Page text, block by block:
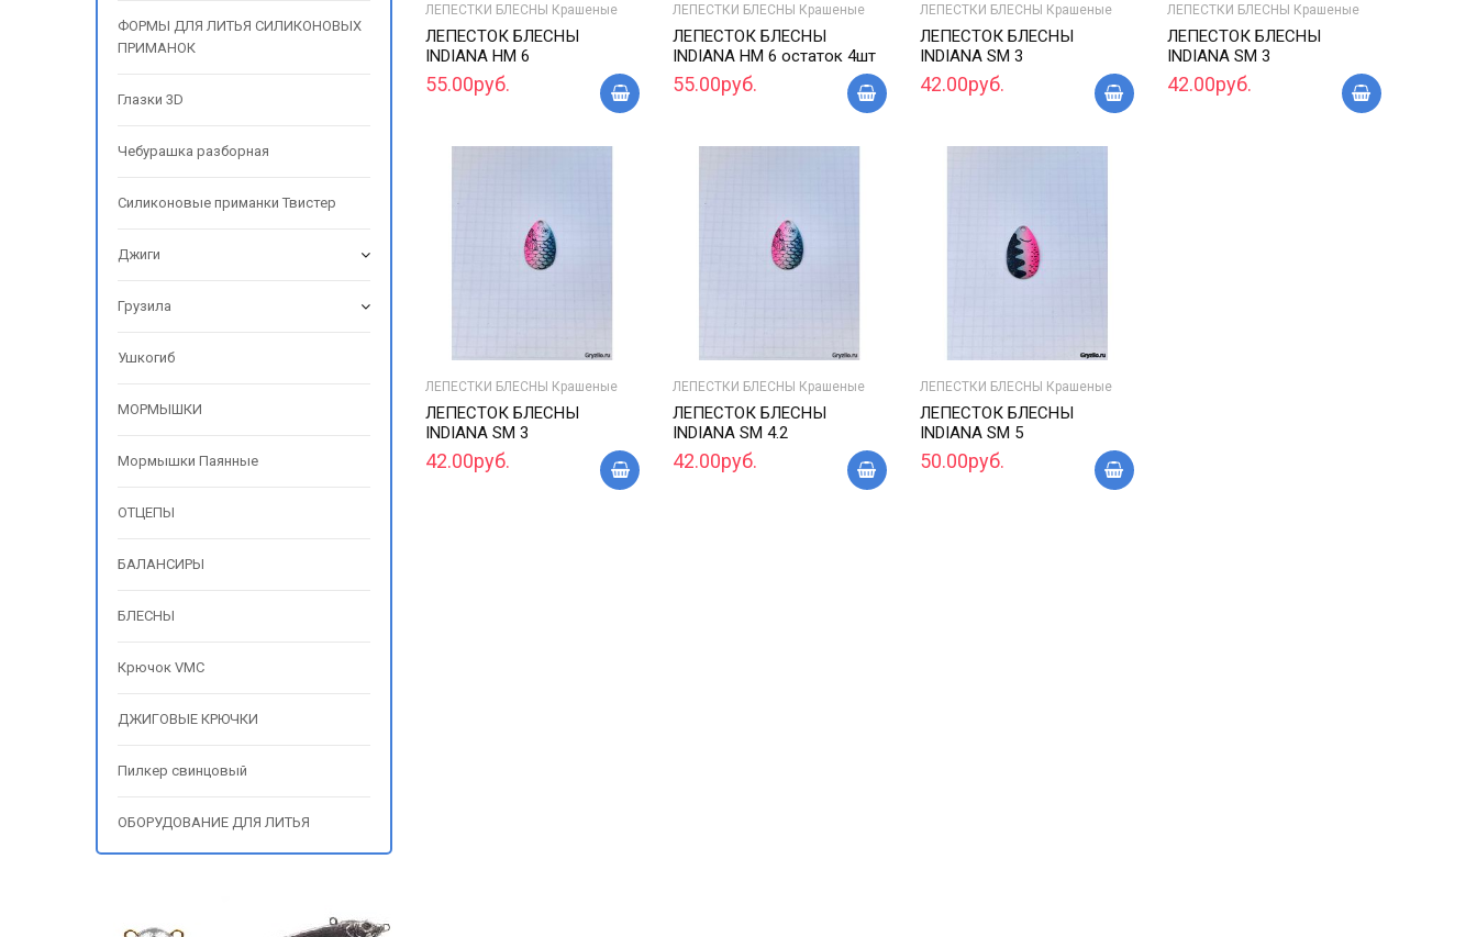
ЛЕПЕСТКИ БЛЕСНЫ Крашеные
ЛЕПЕСТОК БЛЕСНЫ
INDIANA HM 6
55.00руб.
ЛЕПЕСТКИ БЛЕСНЫ Крашеные
ЛЕПЕСТОК БЛЕСНЫ
INDIANA HM 6 остаток 4шт
55.00руб.
ЛЕПЕСТКИ БЛЕСНЫ Крашеные
ЛЕПЕСТОК БЛЕСНЫ
INDIANA SM 3
42.00руб.
ЛЕПЕСТКИ БЛЕСНЫ Крашеные
ЛЕПЕСТОК БЛЕСНЫ
INDIANA SM 3
42.00руб.
ЛЕПЕСТКИ БЛЕСНЫ Крашеные
ЛЕПЕСТОК БЛЕСНЫ
INDIANA SM 3
42.00руб.
ЛЕПЕСТКИ БЛЕСНЫ Крашеные
ЛЕПЕСТОК БЛЕСНЫ
INDIANA SM 4.2
42.00руб.
ЛЕПЕСТКИ БЛЕСНЫ Крашеные
ЛЕПЕСТОК БЛЕСНЫ
INDIANA SM 5
50.00руб.
ФОРМЫ ДЛЯ ЛИТЬЯ СИЛИКОНОВЫХ
ПРИМАНОК
Глазки 3D
Чебурашка разборная
Силиконовые приманки Твистер
Джиги
Грузила
Ушкогиб
МОРМЫШКИ
Мормышки Паянные
ОТЦЕПЫ
БАЛАНСИРЫ
БЛЕСНЫ
Крючок VMC
ДЖИГОВЫЕ КРЮЧКИ
Пилкер свинцовый
ОБОРУДОВАНИЕ ДЛЯ ЛИТЬЯ